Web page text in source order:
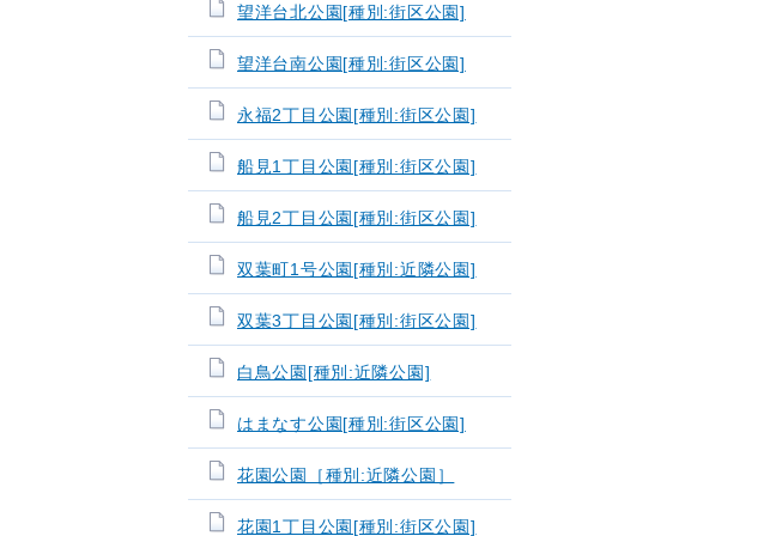
望洋台北公園[種別:街区公園]
望洋台南公園[種別:街区公園]
永福2丁目公園[種別:街区公園]
船見1丁目公園[種別:街区公園]
船見2丁目公園[種別:街区公園]
双葉町1号公園[種別:近隣公園]
双葉3丁目公園[種別:街区公園]
白鳥公園[種別:近隣公園]
はまなす公園[種別:街区公園]
花園公園［種別:近隣公園］
花園1丁目公園[種別:街区公園]